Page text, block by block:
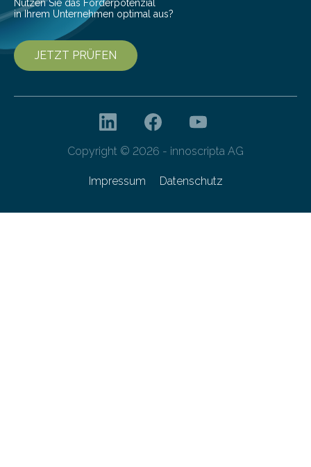
Nutzen Sie das Förderpotenzial
in Ihrem Unternehmen optimal aus?
JETZT PRÜFEN
Copyright © 2026 - innoscripta AG
Impressum Datenschutz